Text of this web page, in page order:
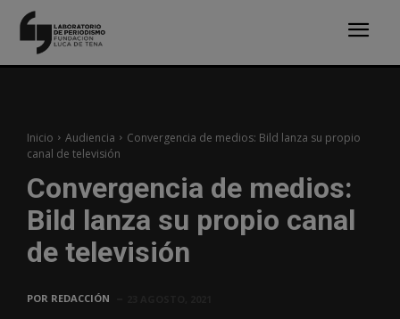
Inicio Audiencia
Convergencia de medios: Bild lanza su propio
canal de televisión
Convergencia de medios:
Bild lanza su propio canal
de televisión
POR REDACCIÓN